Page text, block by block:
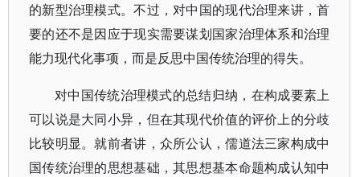
的新型治理模式。不过，对中国的现代治理来讲，首
要的还不是因应于现实需要谋划国家治理体系和治理
能力现代化事项，而是反思中国传统治理的得失。
对中国传统治理模式的总结归纳，在构成要素上
可以说是大同小异，但在其现代价值的评价上的分歧
比较明显。就前者讲，众所公认，儒道法三家构成中
国传统治理的思想基础，其思想基本命题构成认知中